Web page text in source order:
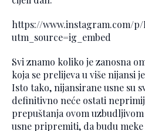
https://www.instagram.com/p/
utm_source=ig_embed
Svi znamo koliko je zanosna
koja se prelijeva u više nijansi
Isto tako, nijansirane usne su
definitivno neće ostati
prepuštanja ovom
usne pripremiti, da budu